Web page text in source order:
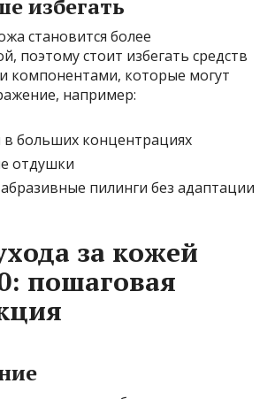
избегать
становится более
поэтому стоит избегать средств
компонентами, которые могут
например:
больших концентрациях
отдушки
пилинги без адаптации
за кожей
пошаговая